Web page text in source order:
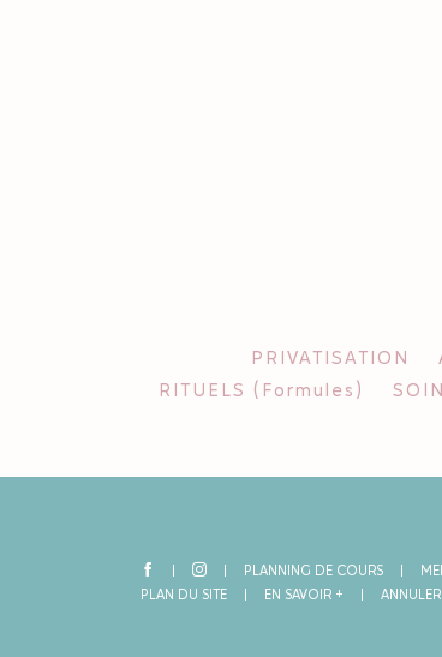
PRIVATISATION
RITUELS (Formules)
PLANNING DE COURS
PLAN DU SITE
EN SAVOIR +